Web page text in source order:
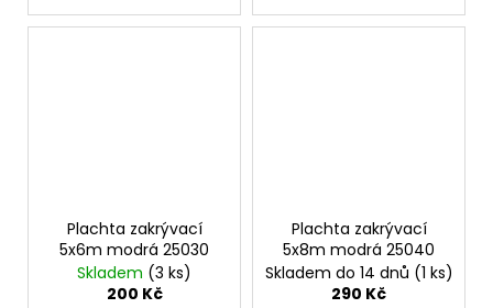
Plachta zakrývací
5x6m modrá 25030
Skladem (3 ks)
200 Kč
Plachta zakrývací
5x8m modrá 25040
Skladem do 14 dnů (1 ks)
290 Kč